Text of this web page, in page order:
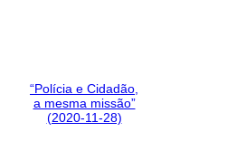
“Polícia e Cidadão,
a mesma missão”
(2020-11-28)